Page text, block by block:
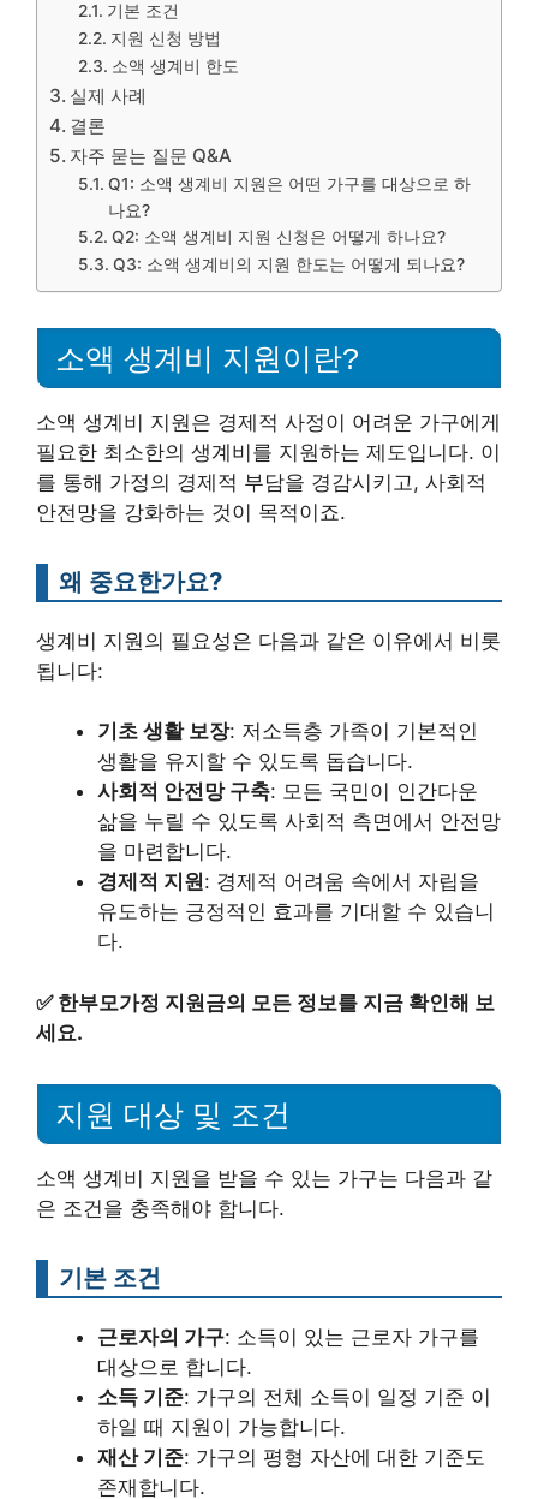
기본 조건
지원 신청 방법
소액 생계비 한도
실제 사례
결론
자주 묻는 질문 Q&A
Q1: 소액 생계비 지원은 어떤 가구를 대상으로 하
나요?
Q2: 소액 생계비 지원 신청은 어떻게 하나요?
Q3: 소액 생계비의 지원 한도는 어떻게 되나요?
소액 생계비 지원이란?
소액 생계비 지원은 경제적 사정이 어려운 가구에게
필요한 최소한의 생계비를 지원하는 제도입니다. 이
를 통해 가정의 경제적 부담을 경감시키고, 사회적
안전망을 강화하는 것이 목적이죠.
왜 중요한가요?
생계비 지원의 필요성은 다음과 같은 이유에서 비롯
됩니다:
기초 생활 보장: 저소득층 가족이 기본적인
생활을 유지할 수 있도록 돕습니다.
사회적 안전망 구축: 모든 국민이 인간다운
삶을 누릴 수 있도록 사회적 측면에서 안전망
을 마련합니다.
경제적 지원: 경제적 어려움 속에서 자립을
유도하는 긍정적인 효과를 기대할 수 있습니
다.
✅ 한부모가정 지원금의 모든 정보를 지금 확인해 보
세요.
지원 대상 및 조건
소액 생계비 지원을 받을 수 있는 가구는 다음과 같
은 조건을 충족해야 합니다.
기본 조건
근로자의 가구: 소득이 있는 근로자 가구를
대상으로 합니다.
소득 기준: 가구의 전체 소득이 일정 기준 이
하일 때 지원이 가능합니다.
재산 기준: 가구의 평형 자산에 대한 기준도
존재합니다.